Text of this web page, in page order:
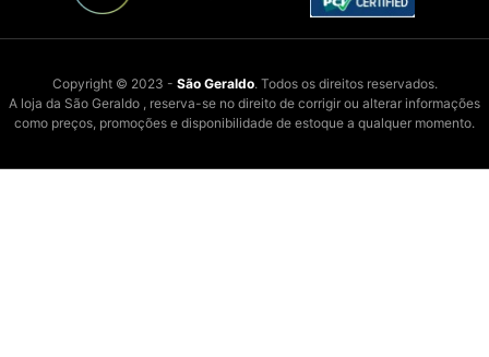
Copyright © 2023 - São Geraldo. Todos os direitos reservados.
A loja da São Geraldo , reserva-se no direito de corrigir ou alterar informações
como preços, promoções e disponibilidade de estoque a qualquer momento.